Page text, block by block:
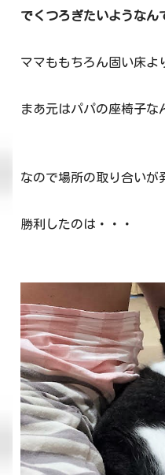
でくつろぎたいようなん
ママももちろん固い床よ
まあ元はパパの座椅子な
なので場所の取り合いが
勝利したのは・・・